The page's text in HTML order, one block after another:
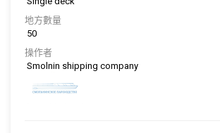
地方數量
50
操作者
Smolnin shipping company